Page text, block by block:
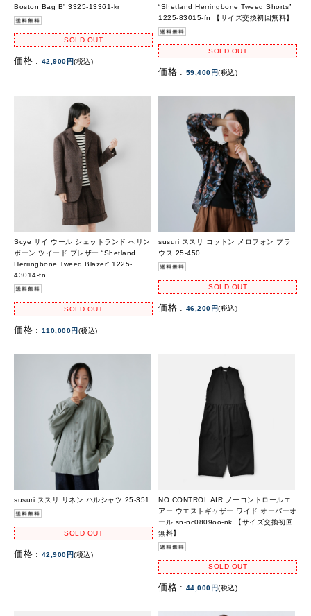
Boston Bag B” 3325-13361-kr
SOLD OUT
価格 : 42,900円(税込)
“Shetland Herringbone Tweed Shorts”
1225-83015-fn 【サイズ交換初回無料】
SOLD OUT
価格 : 59,400円(税込)
Scye サイ ウール シェットランド へリン
ボーン ツイード ブレザー “Shetland
Herringbone Tweed Blazer” 1225-
43014-fn
SOLD OUT
価格 : 110,000円(税込)
susuri ススリ コットン メロフォン ブラ
ウス 25-450
SOLD OUT
価格 : 46,200円(税込)
susuri ススリ リネン ハルシャツ 25-351
SOLD OUT
価格 : 42,900円(税込)
NO CONTROL AIR ノーコントロールエ
アー ウエストギャザー ワイド オーバーオ
ール sn-nc0809oo-nk 【サイズ交換初回
無料】
SOLD OUT
価格 : 44,000円(税込)